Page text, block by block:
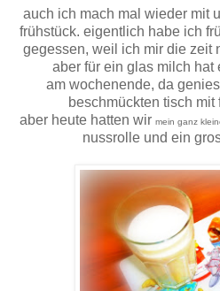
auch ich mach mal wieder mit
frühstück. eigentlich habe ich
gegessen, weil ich mir die zeit
aber für ein glas milch hat
am wochenende, da
beschmückten tisch
aber heute hatten wir mein ganz
nussrolle und ein